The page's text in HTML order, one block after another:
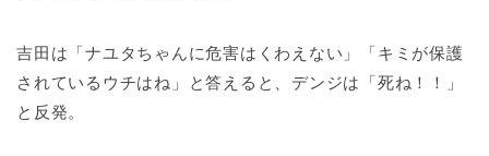
吉田は「ナユタちゃんに危害はくわえない」「キミが保護
されているウチはね」と答えると、デンジは「死ね！！」
と反発。